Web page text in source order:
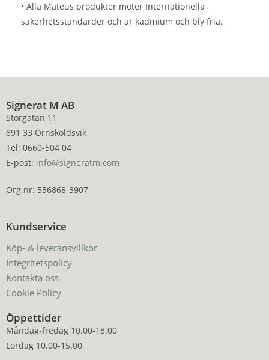
• Alla Mateus produkter möter Internationella
säkerhetsstandarder och är kadmium och bly fria.
Signerat M AB
Storgatan 11
891 33 Örnsköldsvik
Tel: 0660-504 04
E-post: info@signeratm.com
Org.nr: 556868-3907
Kundservice
Köp- & leveransvillkor
Integritetspolicy
Kontakta oss
Cookie Policy
Öppettider
Måndag-fredag 10.00-18.00
Lördag 10.00-15.00